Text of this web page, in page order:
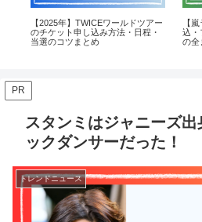
桜田ひよりの顔が変わったといわ
れる理由6選！顎や口元についても
解説！
佐
楽家
解説
PR
スタンミはジャニーズ
ックダンサーだった！
トレンドニュース